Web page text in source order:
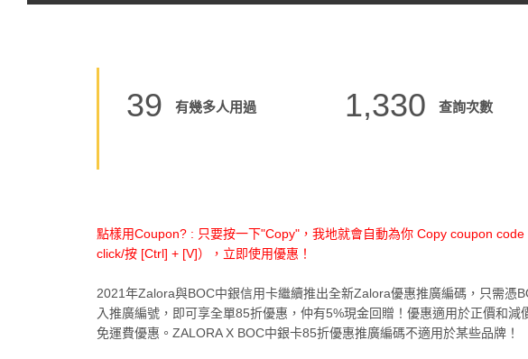
39 有幾多人用過 1,330 查詢次數
點樣用Coupon? : 只要按一下"Copy"，我地就會自動為你 Copy coupon
click/按 [Ctrl] + [V]），立即使用優惠！
2021年Zalora與BOC中銀信用卡繼續推出全新Zalora優惠推廣編碼，只需憑
入推廣編號，即可享全單85折優惠，仲有5%現金回贈！優惠適用於正價和
免運費優惠。ZALORA X BOC中銀卡85折優惠推廣編碼不適用於某些品牌！